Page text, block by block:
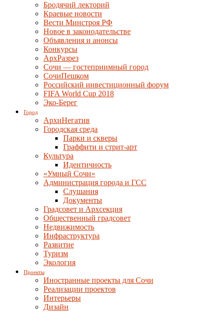
Бродячий лекторий
Краевые новости
Вести Минстроя РФ
Новое в законодательстве
Объявления и анонсы
Конкурсы
АрхРазрез
Сочи — гостеприимный город
СочиПешком
Российский инвестиционный форум
FIFA World Cup 2018
Эко-Берег
Город
АрхиНегатив
Городская среда
Парки и скверы
Граффити и стрит-арт
Культура
Идентичность
«Умный Сочи»
Администрация города и ГСС
Слушания
Документы
Градсовет и Архсекция
Общественный градсовет
Недвижимость
Инфраструктура
Развитие
Туризм
Экология
Проекты
Иностранные проекты для Сочи
Реализации проектов
Интерьеры
Дизайн